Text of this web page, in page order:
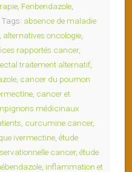
Fenbendazole
Tags: absence de maladie
alternatives oncologie
rapportés cancer,
traitement alternatif
cancer du poumon
cancer et
médicinaux
curcumine cancer,
ivermectine étude
cancer, étude
inflammation et